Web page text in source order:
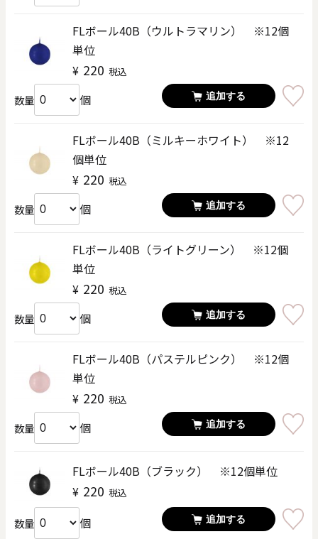
FLボール40B（ウルトラマリン） ※12個
単位
¥ 220 税込
数量 個 追加する
FLボール40B（ミルキーホワイト） ※12
個単位
¥ 220 税込
数量 個 追加する
FLボール40B（ライトグリーン） ※12個
単位
¥ 220 税込
数量 個 追加する
FLボール40B（パステルピンク） ※12個
単位
¥ 220 税込
数量 個 追加する
FLボール40B（ブラック） ※12個単位
¥ 220 税込
数量 個 追加する